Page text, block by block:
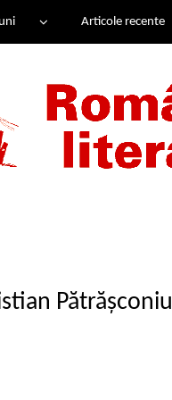
Articole recente
Pătrășconiu